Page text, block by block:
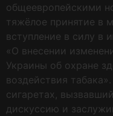
общеевропейскими
тяжёлое принятие в
вступление в силу в
«О внесении
Украины об охране
воздействия
сигаретах,
дискуссию и